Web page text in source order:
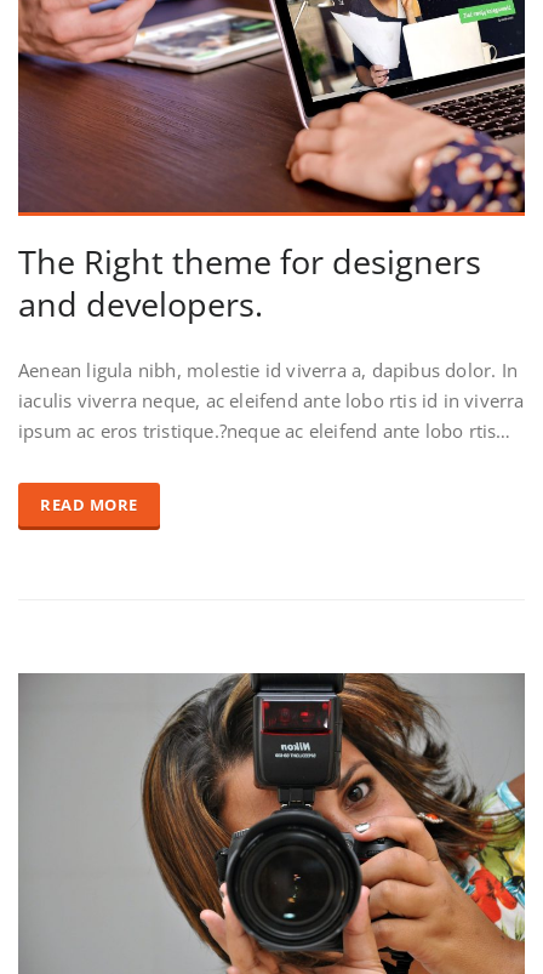
The Right theme for designers
and developers.
Aenean ligula nibh, molestie id viverra a, dapibus dolor. In
iaculis viverra neque, ac eleifend ante lobo rtis id in viverra
ipsum ac eros tristique.?neque ac eleifend ante lobo rtis…
READ MORE